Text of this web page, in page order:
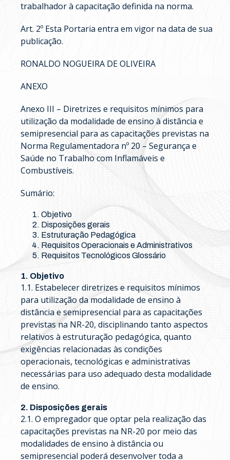
trabalhador à capacitação definida na norma.
Art. 2º Esta Portaria entra em vigor na data de sua
publicação.
RONALDO NOGUEIRA DE OLIVEIRA
ANEXO
Anexo III – Diretrizes e requisitos mínimos para
utilização da modalidade de ensino à distância e
semipresencial para as capacitações previstas na
Norma Regulamentadora nº 20 – Segurança e
Saúde no Trabalho com Inflamáveis e
Combustíveis.
Sumário:
Objetivo
Disposições gerais
Estruturação Pedagógica
Requisitos Operacionais e Administrativos
Requisitos Tecnológicos Glossário
1. Objetivo
1.1. Estabelecer diretrizes e requisitos mínimos
para utilização da modalidade de ensino à
distância e semipresencial para as capacitações
previstas na NR-20, disciplinando tanto aspectos
relativos à estruturação pedagógica, quanto
exigências relacionadas às condições
operacionais, tecnológicas e administrativas
necessárias para uso adequado desta modalidade
de ensino.
2. Disposições gerais
2.1. O empregador que optar pela realização das
capacitações previstas na NR-20 por meio das
modalidades de ensino à distância ou
semipresencial poderá desenvolver toda a